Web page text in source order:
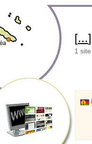
[...]
1